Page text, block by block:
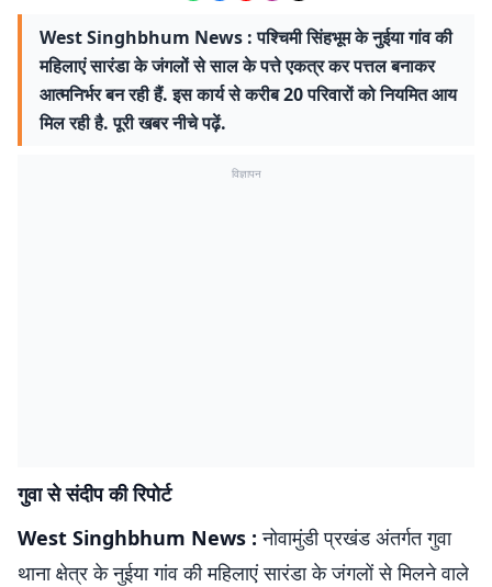
West Singhbhum News : पश्चिमी सिंहभूम के नुईया गांव की
महिलाएं सारंडा के जंगलों से साल के पत्ते एकत्र कर पत्तल बनाकर
आत्मनिर्भर बन रही हैं. इस कार्य से करीब 20 परिवारों को नियमित आय
मिल रही है. पूरी खबर नीचे पढ़ें.
विज्ञापन
गुवा से संदीप की रिपोर्ट
West Singhbhum News :नोवामुंडी प्रखंड अंतर्गत गुवा
थाना क्षेत्र के नुईया गांव की महिलाएं सारंडा के जंगलों से मिलने वाले